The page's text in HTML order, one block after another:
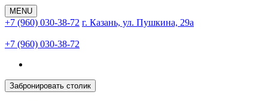
MENU
+7 (960) 030-38-72 г. Казань, ул. Пушкина, 29а
+7 (960) 030-38-72
Забронировать столик